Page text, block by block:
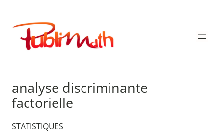
contenu
Publimath
analyse discriminante
factorielle
STATISTIQUES